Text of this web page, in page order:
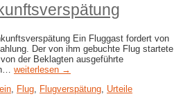
Ein Fluggast fordert von
Der von ihm gebuchte Flug startete
der Beklagten ausgeführte
weiterlesen →
Flug Flugverspätung Urteile